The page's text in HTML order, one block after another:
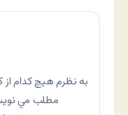
به نظرم هيچ کدام
مطلب مي